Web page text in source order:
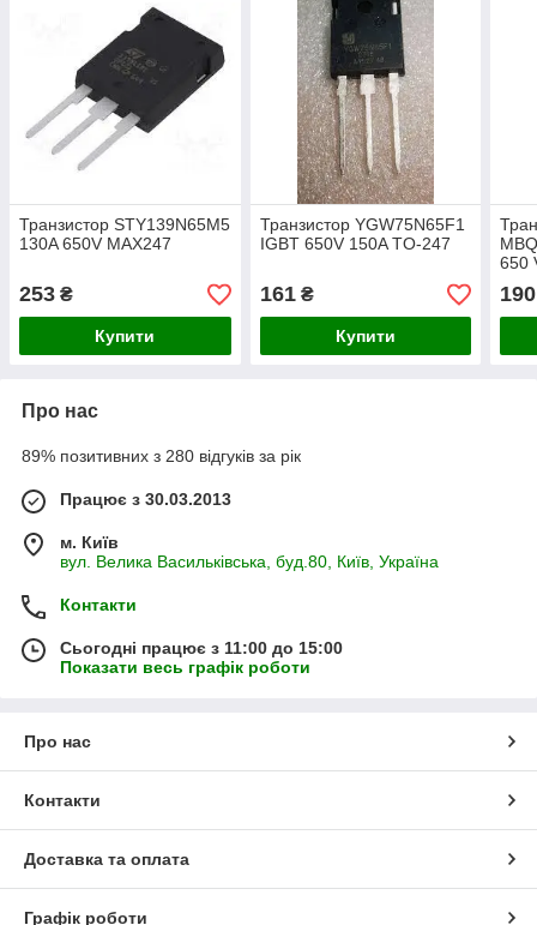
Транзистор STY139N65M5
130A 650V MAX247
253 ₴
Купити
Транзистор YGW75N65F1
IGBT 650V 150A TO-247
161₴
Купити
650
190
Про нас
89% позитивних з 280 відгуків за рік
Працює з 30.03.2013
м. Київ
вул. Велика Васильківська, буд.80, Київ, Україна
Контакти
Сьогодні працює з 11:00 до 15:00
Показати весь графік роботи
Про нас
Контакти
Доставка та оплата
Графік роботи